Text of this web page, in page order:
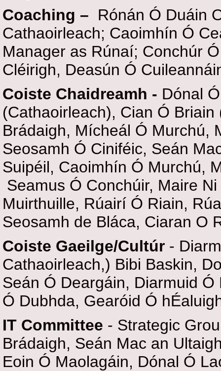
Coaching – Rónán Ó Duáin
Cathaoirleach; Caoimhín Ó
Manager as Rúnaí; Conchúr
Cléirigh, Deasún Ó
Coiste Chaidreamh - Dónal
(Cathaoirleach), Cian Ó Briain
Brádaigh, Mícheál Ó Murchú,
Seosamh Ó Ciniféic, Seán
Suipéil, Caoimhín Ó Murchú,
Seamus Ó Conchúir, Maire
Muirthuille, Rúairí Ó Riain,
Seosamh de Bláca, Ciaran O
Coiste Gaeilge/Cultúr -
Cathaoirleach,) Bibi Baskin,
Seán Ó Deargáin, Diarmuid
Ó Dubhda, Gearóid Ó
IT Committee - Strategic
Brádaigh, Seán Mac an
Eoin Ó Maolagáin, Dónal Ó